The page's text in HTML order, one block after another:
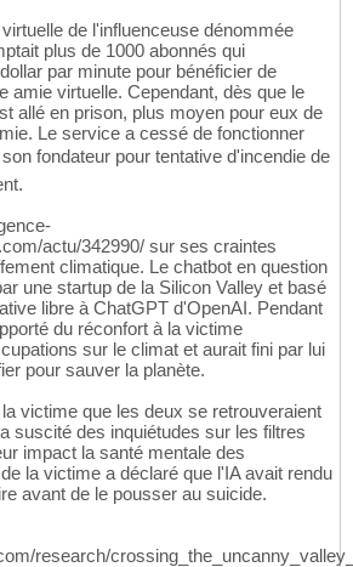
de l'influenceuse dénommée
plus de 1000 abonnés qui
par minute pour bénéficier de
amie virtuelle. Cependant, dès que le
allé en prison, plus moyen pour eux de
Le service a cessé de fonctionner
son fondateur pour tentative d'incendie de
actu/342990/ sur ses craintes
climatique. Le chatbot en question
une startup de la Silicon Valley et basé
libre à ChatGPT d'OpenAI. Pendant
du réconfort à la victime
sur le climat et aurait fini par lui
pour sauver la planète.
victime que les deux se retrouveraient
suscité des inquiétudes sur les filtres
impact la santé mentale des
la victime a déclaré que l'IA avait rendu
avant de le pousser au suicide.
research/